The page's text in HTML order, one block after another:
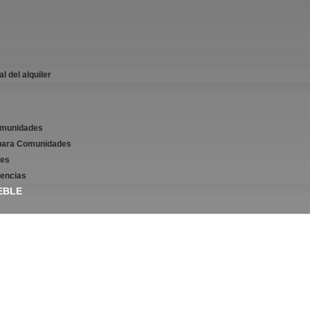
del alquiler
ComunidadesInmuebles en